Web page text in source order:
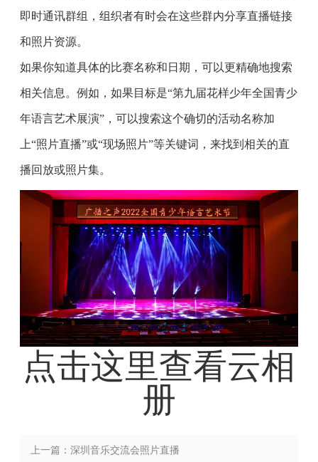
即时通讯群组，组织者有时会在这些群内分享直播链接
和照片资源。
如果你知道具体的比赛名称和日期，可以更精确地搜索
相关信息。例如，如果目标是“第九届花样少年全国青少
年语言艺术展演”，可以搜索这个确切的活动名称加
上“照片直播”或“现场照片”等关键词，来找到相关的直
播回放或照片集。
点击这里查看云相
册
上一篇：深圳音乐交流会照片直播